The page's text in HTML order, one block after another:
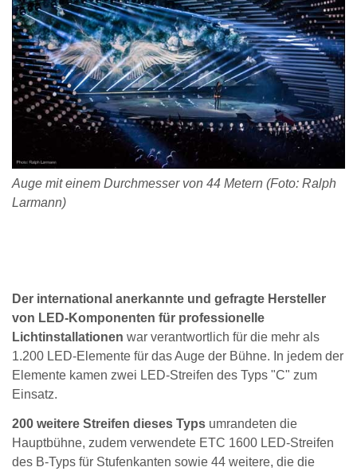
Auge mit einem Durchmesser von 44 Metern (Foto: Ralph
Larmann)
Der international anerkannte und gefragte Hersteller
von LED-Komponenten für professionelle
Lichtinstallationen war verantwortlich für die mehr als
1.200 LED-Elemente für das Auge der Bühne. In jedem der
Elemente kamen zwei LED-Streifen des Typs "C" zum
Einsatz.
200 weitere Streifen dieses Typs umrandeten die
Hauptbühne, zudem verwendete ETC 1600 LED-Streifen
des B-Typs für Stufenkanten sowie 44 weitere, die die